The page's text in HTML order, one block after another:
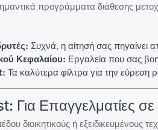
προγράμματα διάθεσης
Συχνά, η αίτησή σας πηγαίνει
Κεφαλαίου: Εργαλεία που σας
Τα καλύτερα φίλτρα για την
: Για Επαγγελματίες σε
διοικητικούς ή εξειδικευμένους